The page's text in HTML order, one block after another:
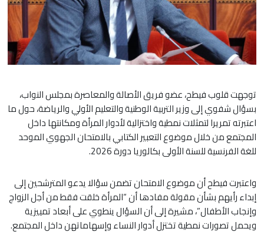
توجهت قلوب فيطح، عضو فريق الأصالة والمعاصرة بمجلس النواب،
بسؤال شفوي إلى وزير التربية الوطنية والتعليم الأولي والرياضة، حول ما
اعتبرته تمريرا لتمثلات نمطية واختزالية لأدوار المرأة ومكانتها داخل
المجتمع من خلال موضوع التعبير الكتابي بالامتحان الجهوي الموحد
للغة الفرنسية للسنة الأولى بكالوريا دورة 2026.
واعتبرت فيطح أن موضوع الامتحان تضمن سؤالا يدعو المترشحين إلى
إبداء رأيهم بشأن مقولة مفادها أن “المرأة خلقت فقط من أجل الزواج
وإنجاب الأطفال”، مشيرة إلى أن السؤال ينطوي على أبعاد تمييزية
ويحمل تصورات نمطية تختزل أدوار النساء وإسهاماتهن داخل المجتمع.